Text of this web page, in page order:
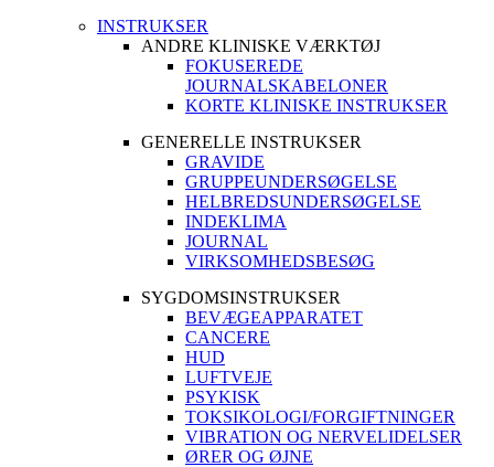
INSTRUKSER
ANDRE KLINISKE VÆRKTØJ
FOKUSEREDE
JOURNALSKABELONER
KORTE KLINISKE INSTRUKSER
GENERELLE INSTRUKSER
GRAVIDE
GRUPPEUNDERSØGELSE
HELBREDSUNDERSØGELSE
INDEKLIMA
JOURNAL
VIRKSOMHEDSBESØG
SYGDOMSINSTRUKSER
BEVÆGEAPPARATET
CANCERE
HUD
LUFTVEJE
PSYKISK
TOKSIKOLOGI/FORGIFTNINGER
VIBRATION OG NERVELIDELSER
ØRER OG ØJNE